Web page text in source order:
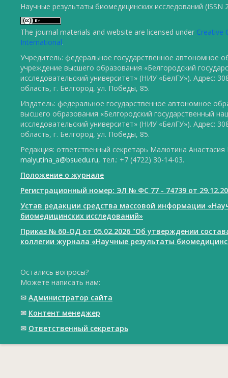
Научные результаты биомедицинских исследований (ISSN
The journal materials and website are licensed under Creative
International.
Учредитель: федеральное государственное автономное
учреждение высшего образования «Белгородский
исследовательский университет» (НИУ «БелГУ»). Адрес:
область, г. Белгород, ул. Победы, 85.
Издатель: федеральное государственное автономное
высшего образования «Белгородский государственный
исследовательский университет» (НИУ «БелГУ»). Адрес:
область, г. Белгород, ул. Победы, 85.
Редакция: ответственный секретарь Малютина
malyutina_a@bsuedu.ru, тел.: +7 (4722) 30-14-03.
Положение о журнале
Регистрационный номер: ЭЛ № ФС 77 - 74739 от
Устав редакции средства массовой информации
биомедицинских исследований»
Приказ № 60-ОД от 05.02.2026 "Об утверждении
коллегии журнала «Научные результаты
Остались вопросы?
Можете написать нам:
✉ Администратор сайта
✉ Контент менеджер
✉ Ответственный cекретарь